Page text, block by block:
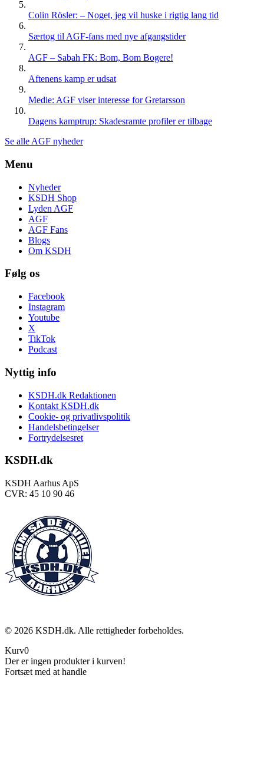
Colin Rösler: – Noget, jeg vil huske i rigtig lang tid
Særtog til AGF-fans med nye afgangstider
AGF – Sabah FK: Bom, Bom Bogere!
Aftenens kamp er udsat
Medie: AGF viser interesse for Gretarsson
Dagens kamptrup: Skadesramte profiler er tilbage
Se alle AGF nyheder
Menu
Nyheder
KSDH Shop
Lyden AGF
AGF
AGF Fans
Blogs
Om KSDH
Følg os
Facebook
Instagram
Youtube
X
TikTok
Podcast
Nyttig info
KSDH.dk Redaktionen
Kontakt KSDH.dk
Cookie- og privatlivspolitik
Handelsbetingelser
Fortrydelsesret
KSDH.dk
KSDH Aarhus ApS
CVR: 45 10 90 46
© 2026 KSDH.dk. Alle rettigheder forbeholdes.
Kurv0
Der er ingen produkter i kurven!
Fortsæt med at handle